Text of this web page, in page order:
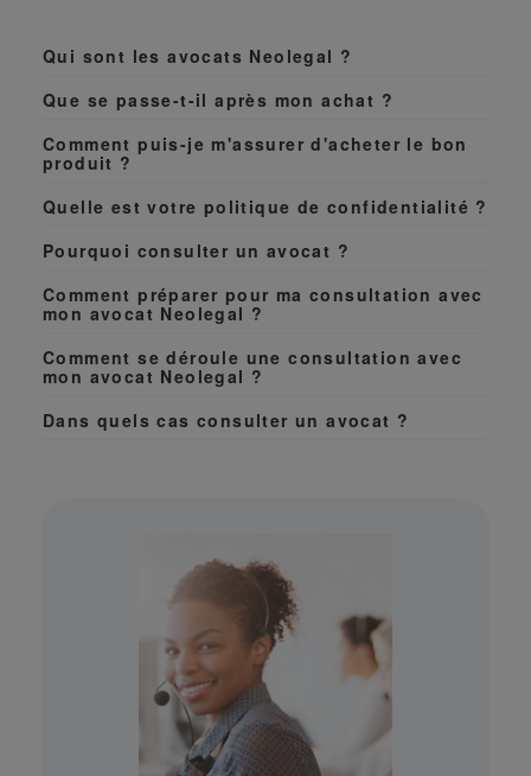
Qui sont les avocats Neolegal ?
Que se passe-t-il après mon achat ?
Comment puis-je m'assurer d'acheter le bon
produit ?
Quelle est votre politique de confidentialité ?
Pourquoi consulter un avocat ?
Comment préparer pour ma consultation avec
mon avocat Neolegal ?
Comment se déroule une consultation avec
mon avocat Neolegal ?
Dans quels cas consulter un avocat ?